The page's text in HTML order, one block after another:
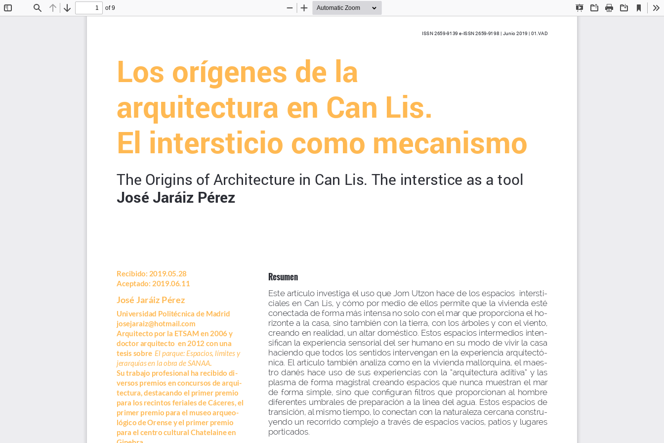
Find Previous
Next
of 9
Presentation
OpenPrint Download
Current
View
Zoom
Zoom
Resumen
Este artículo investiga el uso que Jorn Utzon hace de los espacios  intersti-
ciales en Can Lis, y cómo por medio de ellos permite que la vivienda esté
conectada de forma más intensa no solo con el mar que proporciona el ho-
rizonte a la casa, sino también con la tierra, con los árboles y con el viento,
creando en realidad, un altar doméstico. Estos espacios intermedios inten-
sifican la experiencia sensorial del ser humano en su modo de vivir la casa
haciendo que todos los sentidos intervengan en la experiencia arquitectó-
nica. El artículo también analiza como en la vivienda mallorquina, el maes-
tro  danés  hace  uso  de  sus  experiencias  con  la  “arquitectura  aditiva”  y  las
plasma de forma magistral creando espacios que nunca muestran el mar
de forma simple, sino que configuran filtros que proporcionan al hombre
diferentes umbrales de preparación a la línea del agua. Estos espacios de
transición, al mismo tiempo, lo conectan con la naturaleza cercana constru-
yendo un recorrido complejo a través de espacios vacíos, patios y lugares
porticados.
Universidad Politécnica de Madrid
josejaraiz@hotmail.com
Arquitecto por la ETSAM en 2006 y
doctor arquitecto  en 2012 con una
tesis sobre El parque: Espacios, límites y
jerarquías en la obra de SANAA
Su trabajo profesional ha recibido di-
versos premios en concursos de arqui-
tectura, destacando el primer premio
para los recintos feriales de Cáceres, el
primer premio para el museo arqueo-
lógico de Orense y el primer premio
para el centro cultural Chatelaine en
Ginebra.
José Jaráiz Pérez
Recibido: 2019.05.28
Aceptado: 2019.06.11
Los orígenes de la
arquitectura en Can Lis.
El intersticio como mecanismo
The Origins of Architecture in Can Lis. The interstice as a tool
José Jaráiz Pérez
ISSN 2659-9139 e-ISSN 2659-9198 | Junio 2019 | 01.VAD